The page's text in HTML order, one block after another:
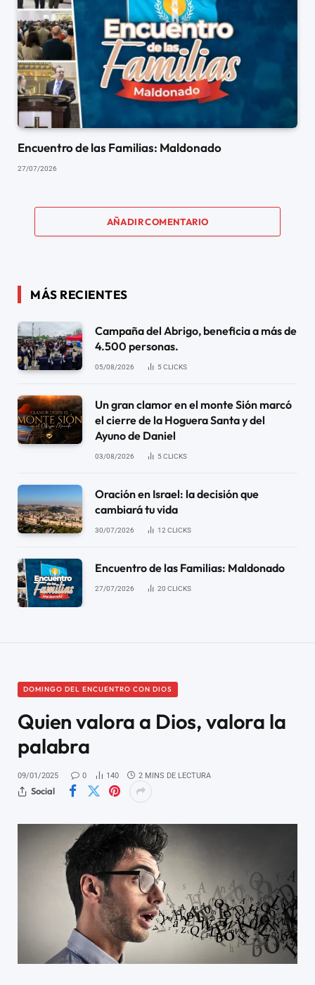
Encuentro de las Familias: Maldonado
27/07/2026
AÑADIR COMENTARIO
MÁS RECIENTES
Campaña del Abrigo, beneficia a más de
4.500 personas.
05/08/2026 5CLICKS
Un gran clamor en el monte Sión marcó
el cierre de la Hoguera Santa y del
Ayuno de Daniel
03/08/2026 5CLICKS
Oración en Israel: la decisión que
cambiará tu vida
30/07/2026 12 CLICKS
Encuentro de las Familias: Maldonado
27/07/2026 20 CLICKS
DOMINGO DEL ENCUENTRO CON DIOS
Quien valora a Dios, valora la
palabra
09/01/2025 0 140 2 MINS DE LECTURA
Social